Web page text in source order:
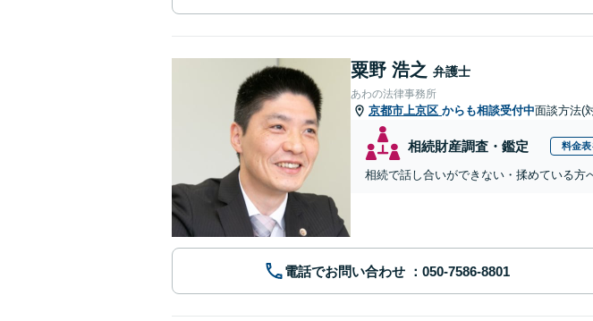
粟野 浩之 弁護士
あわの法律事務所
京都市上京区 からも相談受付中面談方法(
相続財産調査・鑑定 料金表
相続で話し合いができない・揉めている方
電話でお問い合わせ